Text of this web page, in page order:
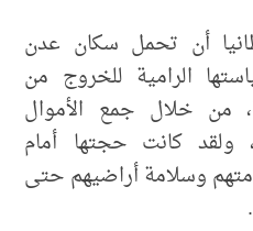
أن تحمل سكان عدن
الرامية للخروج من
من خلال جمع الأموال
ولقد كانت حجتها أمام
وسلامة أراضيهم حتى